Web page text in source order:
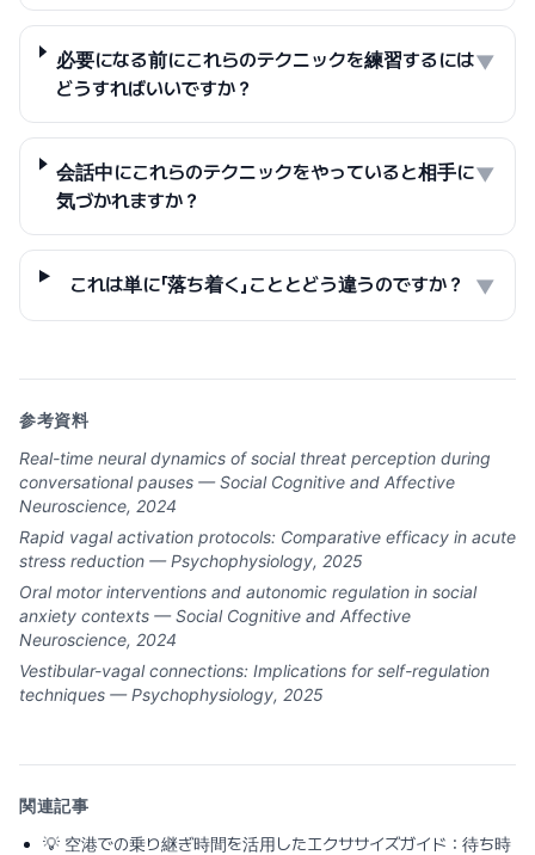
必要になる前にこれらのテクニックを練習するには
どうすればいいですか？
▼
会話中にこれらのテクニックをやっていると相手に
気づかれますか？
▼
これは単に「落ち着く」こととどう違うのですか？ ▼
参考資料
Real-time neural dynamics of social threat perception during
conversational pauses — Social Cognitive and Affective
Neuroscience, 2024
Rapid vagal activation protocols: Comparative efficacy in acute
stress reduction — Psychophysiology, 2025
Oral motor interventions and autonomic regulation in social
anxiety contexts — Social Cognitive and Affective
Neuroscience, 2024
Vestibular-vagal connections: Implications for self-regulation
techniques — Psychophysiology, 2025
関連記事
💡 空港での乗り継ぎ時間を活用したエクササイズガイド：待ち時